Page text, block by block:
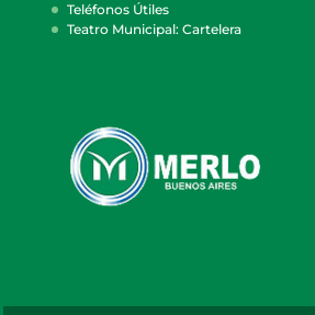
Teléfonos Útiles
Teatro Municipal: Cartelera